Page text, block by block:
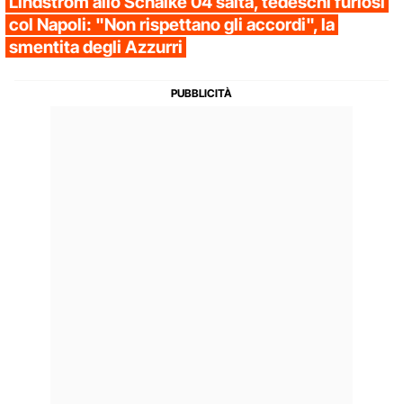
col Napoli: "Non rispettano gli accordi", la
smentita degli Azzurri